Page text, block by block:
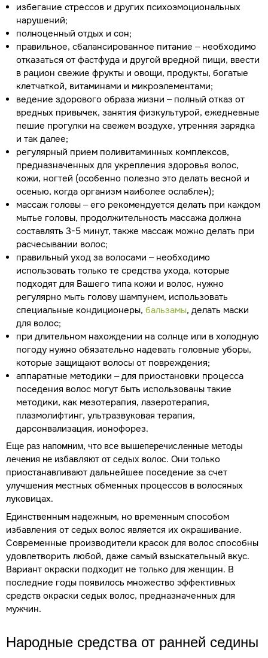
избегание стрессов и других психоэмоциональных
нарушений;
полноценный отдых и сон;
правильное, сбалансированное питание – необходимо
отказаться от фастфуда и другой вредной пищи, ввести
в рацион свежие фрукты и овощи, продукты, богатые
клетчаткой, витаминами и микроэлементами;
ведение здорового образа жизни – полный отказ от
вредных привычек, занятия физкультурой, ежедневные
пешие прогулки на свежем воздухе, утренняя зарядка
и так далее;
регулярный прием поливитаминных комплексов,
предназначенных для укрепления здоровья волос,
кожи, ногтей (особенно полезно это делать весной и
осенью, когда организм наиболее ослаблен);
массаж головы – его рекомендуется делать при каждом
мытье головы, продолжительность массажа должна
составлять 3-5 минут, также массаж можно делать при
расчесывании волос;
правильный уход за волосами – необходимо
использовать только те средства ухода, которые
подходят для Вашего типа кожи и волос, нужно
регулярно мыть голову шампунем, использовать
специальные кондиционеры,бальзамы, делать маски
для волос;
при длительном нахождении на солнце или в холодную
погоду нужно обязательно надевать головные уборы,
которые защищают волосы от повреждения;
аппаратные методики – для приостановки процесса
поседения волос могут быть использованы такие
методики, как мезотерапия, лазеротерапия,
плазмолифтинг, ультразвуковая терапия,
дарсонвализация, ионофорез.
Еще раз напомним, что все вышеперечисленные методы
лечения не избавляют от седых волос. Они только
приостанавливают дальнейшее поседение за счет
улучшения местных обменных процессов в волосяных
луковицах.
Единственным надежным, но временным способом
избавления от седых волос является их окрашивание.
Современные производители красок для волос способны
удовлетворить любой, даже самый взыскательный вкус.
Вариант окраски подходит не только для женщин. В
последние годы появилось множество эффективных
средств окраски седых волос, предназначенных для
мужчин.
Народные средства от ранней седины